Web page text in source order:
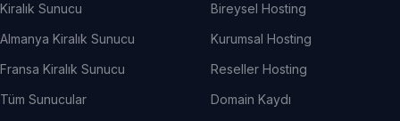
Kiralık Sunucu
Almanya Kiralık Sunucu
Fransa Kiralık Sunucu
Tüm Sunucular
Bireysel Hosting
Kurumsal Hosting
Reseller Hosting
Domain Kaydı